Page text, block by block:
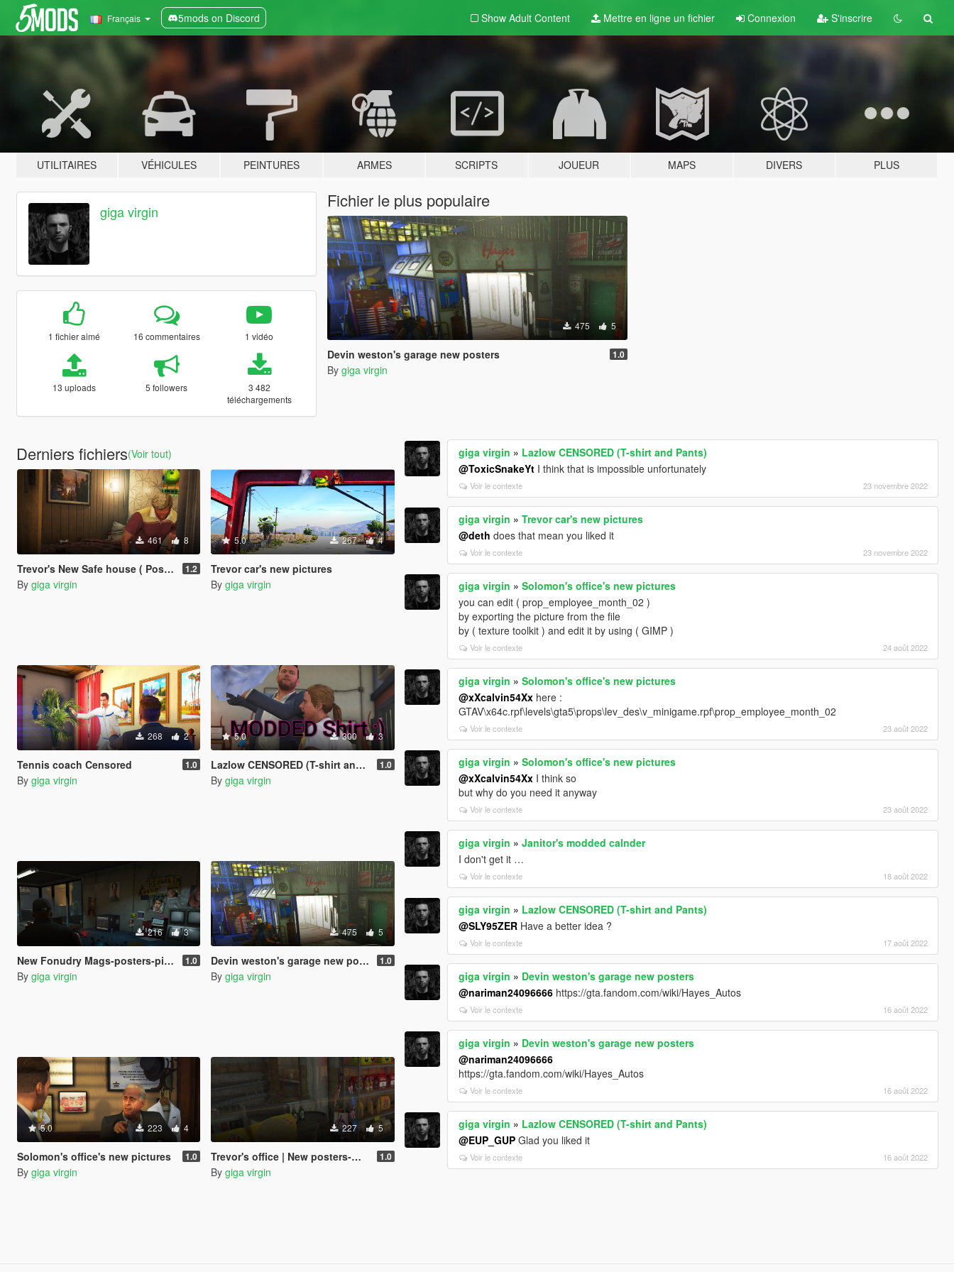
Français 5mods on Discord Show Adult Content Mettre en ligne un fichier Connexion S'inscrire
UTILITAIRES VÉHICULES PEINTURES ARMES SCRIPTS JOUEUR MAPS DIVERS PLUS
giga virgin
1 fichier aimé 16 commentaires 1 vidéo
13 uploads 5 followers
3 482
téléchargements
Fichier le plus populaire
475 5
Devin weston's garage new posters 1.0
By giga virgin
Derniers fichiers(Voir tout)
461 8
Trevor's New Safe house ( Posters\ Magazines \ DVD covers ) 1.2
By giga virgin
5.0 267 4
Trevor car's new pictures
By giga virgin
268 2
Tennis coach Censored 1.0
By giga virgin
5.0 300 3
Lazlow CENSORED (T-shirt and Pants) 1.0
By giga virgin
216 3
New Fonudry Mags-posters-pictures || Death wish mission \ ending C || 1.0
By giga virgin
475 5
Devin weston's garage new posters 1.0
By giga virgin
5.0 223 4
Solomon's office's new pictures 1.0
By giga virgin
227 5
Trevor's office | New posters-mags 1.0
By giga virgin
giga virgin » Lazlow CENSORED (T-shirt and Pants)
@ToxicSnakeYt I think that is impossible unfortunately
Voir le contexte 23 novembre 2022
giga virgin »Trevor car's new pictures
@deth does that mean you liked it
Voir le contexte 23 novembre 2022
giga virgin »Solomon's office's new pictures
you can edit ( prop_employee_month_02 )
by exporting the picture from the file
by ( texture toolkit ) and edit it by using ( GIMP )
Voir le contexte 24 août 2022
giga virgin »Solomon's office's new pictures
@xXcalvin54Xx here :
GTAV\x64c.rpf\levels\gta5\props\lev_des\v_minigame.rpf\prop_employee_month_02
Voir le contexte 23 août 2022
giga virgin »Solomon's office's new pictures
@xXcalvin54Xx I think so
but why do you need it anyway
Voir le contexte 23 août 2022
giga virgin »Janitor's modded calnder
I don't get it …
Voir le contexte 18 août 2022
giga virgin » Lazlow CENSORED (T-shirt and Pants)
@SLY95ZER Have a better idea ?
Voir le contexte 17 août 2022
giga virgin » Devin weston's garage new posters
@nariman24096666 https://gta.fandom.com/wiki/Hayes_Autos
Voir le contexte 16 août 2022
giga virgin » Devin weston's garage new posters
@nariman24096666
https://gta.fandom.com/wiki/Hayes_Autos
Voir le contexte 16 août 2022
giga virgin » Lazlow CENSORED (T-shirt and Pants)
@EUP_GUP Glad you liked it
Voir le contexte 16 août 2022